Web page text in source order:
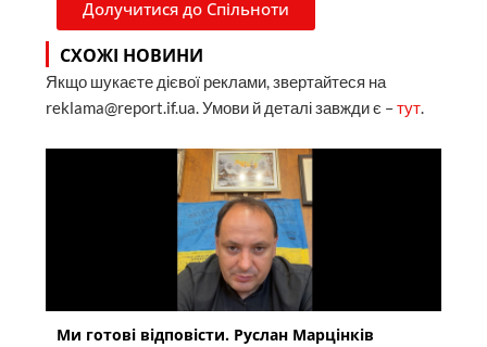
Долучитися до Спільноти
СХОЖІ НОВИНИ
Якщо шукаєте дієвої реклами, звертайтеся на
reklama@report.if.ua. Умови й деталі завжди є –тут.
Ми готові відповісти. Руслан Марцінків